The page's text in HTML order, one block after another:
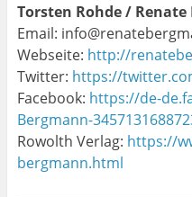
Torsten Rohde /
Email:
Webseite: http://
Twitter: https://
Facebook: https://de-
Bergmann-
Rowolth Verlag: https://
bergmann.html